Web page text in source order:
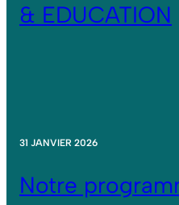
& EDUCATION
31 JANVIER 2026
Notre